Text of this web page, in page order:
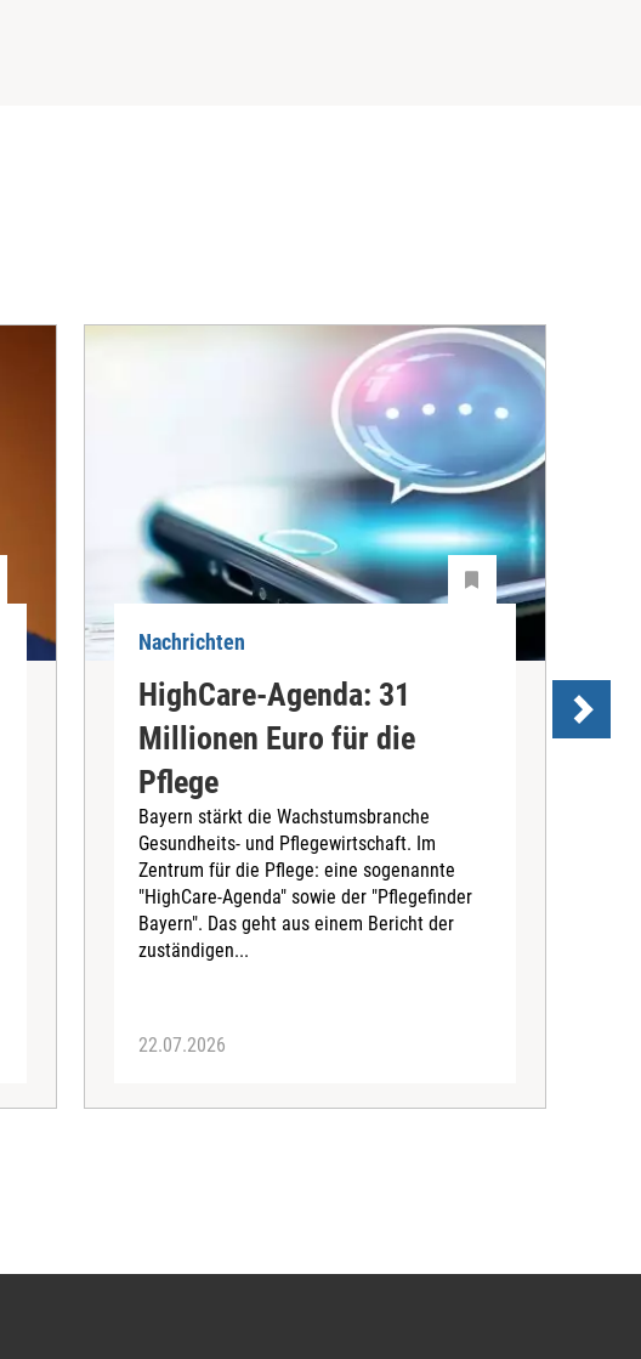
Nachrichten
HighCare-Agenda: 31
Millionen Euro für die
Pflege
Bayern stärkt die Wachstumsbranche
Gesundheits- und Pflegewirtschaft. Im
Zentrum für die Pflege: eine sogenannte
"HighCare-Agenda" sowie der "Pflegefinder
Bayern". Das geht aus einem Bericht der
zuständigen...
22.07.2026